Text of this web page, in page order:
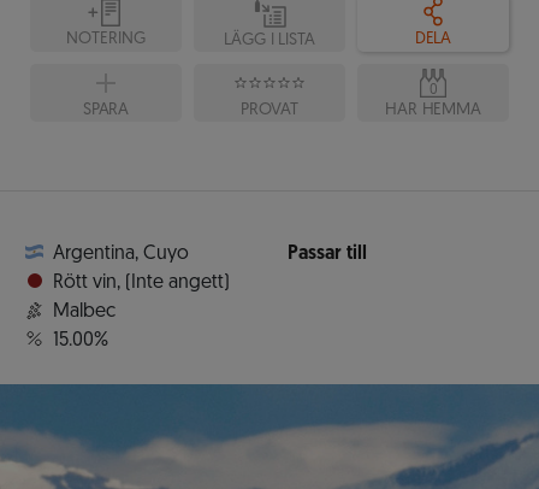
NOTERING LÄGG I LISTA DELA
SPARA PROVAT
0
HAR HEMMA
Argentina, Cuyo
Rött vin,
(Inte angett)
Malbec
15.00%
Passar till